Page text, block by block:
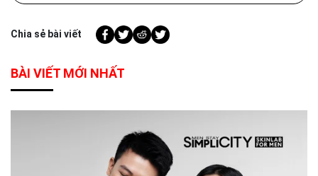
Chia sẻ bài viết
BÀI VIẾT MỚI NHẤT